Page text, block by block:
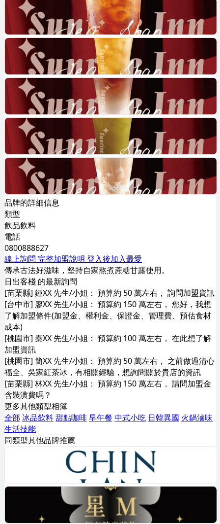
品牌的詳細信息
類型
飲品飲料
電話
0800888627
線上詢問 完整加盟說明 登入後加入最愛
傳承古法好滋味，堅持自家熬煮蔗糖甘露使用。
日出客棧 的最新詢問
[苗栗縣] 鍾XX 先生/小姐： 預算約 50 萬左右， 詢問加盟資訊
[台中市] 廖XX 先生/小姐： 預算約 150 萬左右， 您好，我想
了解加盟條件(加盟金、權利金、保證金、管理費、預估食材
成本)
[桃園市] 秦XX 先生/小姐： 預算約 100 萬左右， 在此想了解
加盟資訊
[桃園市] 簡XX 先生/小姐： 預算約 50 萬左右， 之前做過清心
福全、吳家紅茶冰，有相關經驗，想詢問關於貴店的資訊
[苗栗縣] 林XX 先生/小姐： 預算約 150 萬左右， 請問加盟金
含裝潢費嗎？
更多其他類型相簿
全部 冰品飲料甜點咖啡早午餐 中式小吃 日韓異國 火鍋滷味
生活技能
同類型其他品牌推薦